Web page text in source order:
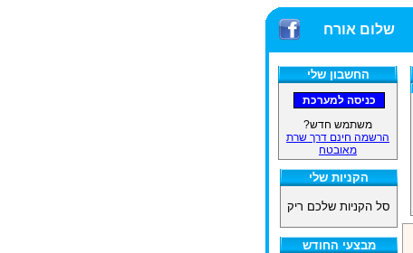
שלום אורח
החשבון שלי
משתמש חדש?
הרשמה חינם דרך שרת
מאובטח
הקניות שלי
סל הקניות שלכם ריק
מבצעי החודש